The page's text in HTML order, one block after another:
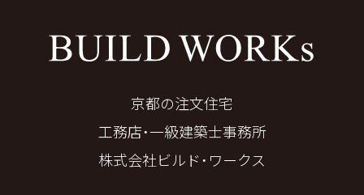
京都の注文住宅
工務店・一級建築士事務所
株式会社ビルド・ワークス